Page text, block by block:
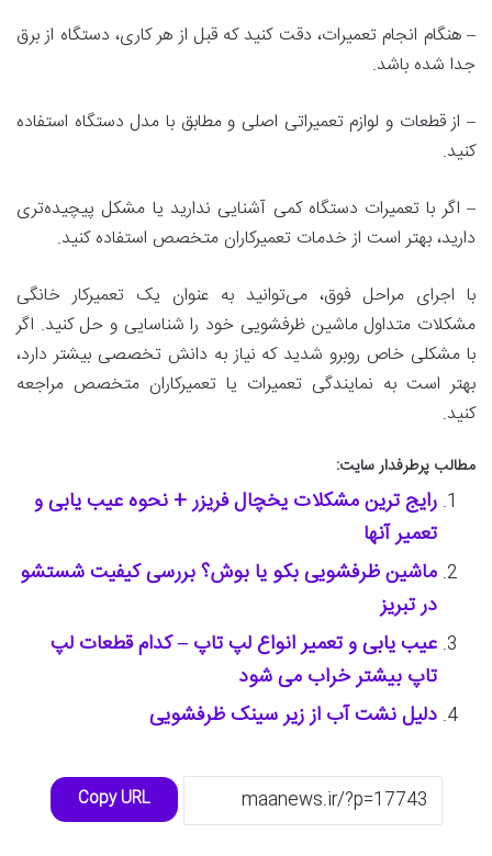
– هنگام انجام تعمیرات، دقت کنید که قبل از هر کاری، دستگاه از برق
جدا شده باشد.
– از قطعات و لوازم تعمیراتی اصلی و مطابق با مدل دستگاه استفاده
کنید.
– اگر با تعمیرات دستگاه کمی آشنایی ندارید یا مشکل پیچیده‌تری
دارید، بهتر است از خدمات تعمیرکاران متخصص استفاده کنید.
با اجرای مراحل فوق، می‌توانید به عنوان یک تعمیرکار خانگی
مشکلات متداول ماشین ظرفشویی خود را شناسایی و حل کنید. اگر
با مشکلی خاص روبرو شدید که نیاز به دانش تخصصی بیشتر دارد،
بهتر است به نمایندگی تعمیرات یا تعمیرکاران متخصص مراجعه
کنید.
مطالب پرطرفدار سایت:
رایج ترین مشکلات یخچال فریزر + نحوه عیب یابی و
تعمیر آنها
ماشین ظرفشویی بکو یا بوش؟ بررسی کیفیت شستشو
در تبریز
عیب یابی و تعمیر انواع لپ تاپ – کدام قطعات لپ
تاپ بیشتر خراب می شود
دلیل نشت آب از زیر سینک ظرفشویی
Copy URL